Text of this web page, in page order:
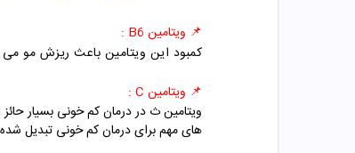
📌 ویتامین B6 :
کمبود این ویتامین باعث ریزش مو
📌 ویتامین C :
ویتامین ث در درمان کم خونی بسیار
های مهم برای درمان کم خونی تبدیل